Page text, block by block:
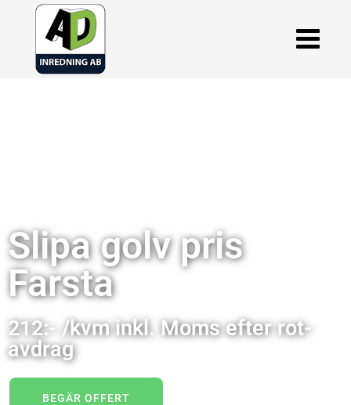
Slipa golv pris
Farsta
212:- /kvm inkl. Moms efter rot-
avdrag
BEGÄR OFFERT